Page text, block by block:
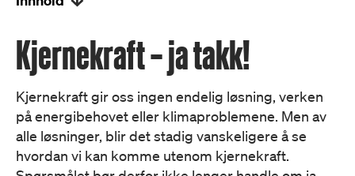
Kjernekraft – ja takk!
Kjernekraft gir oss ingen endelig løsning, verken
på energibehovet eller klimaproblemene. Men av
alle løsninger, blir det stadig vanskeligere å se
hvordan vi kan komme utenom kjernekraft.